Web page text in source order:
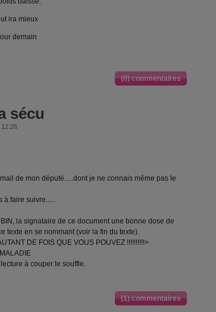
ira mieux
demain
(0) commentaires
sécu
12:26
de mon député.....dont je ne connais même pas le
faire suivre.....
la signataire de ce document une bonne dose de
texte en se nommant (voir la fin du texte).
DE FOIS QUE VOUS POUVEZ !!!!!!!!!!>
à couper le souffle.
(1) commentaires